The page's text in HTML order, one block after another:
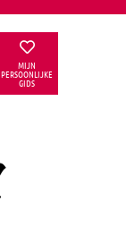
MIJN
PERSOONLIJKE
GIDS